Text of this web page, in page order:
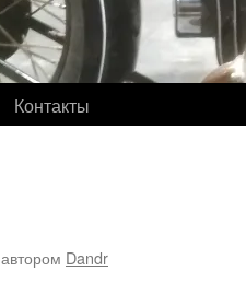
Контакты
автором Dandr